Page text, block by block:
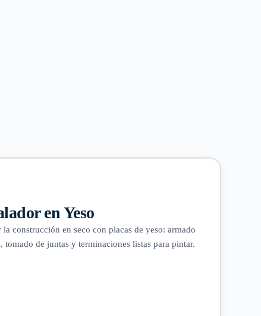
en Yeso
construcción en seco con placas de yeso: armado
tomado de juntas y terminaciones listas para pintar.